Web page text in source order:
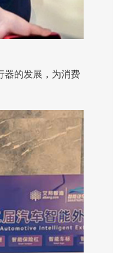
器的发展，为消费